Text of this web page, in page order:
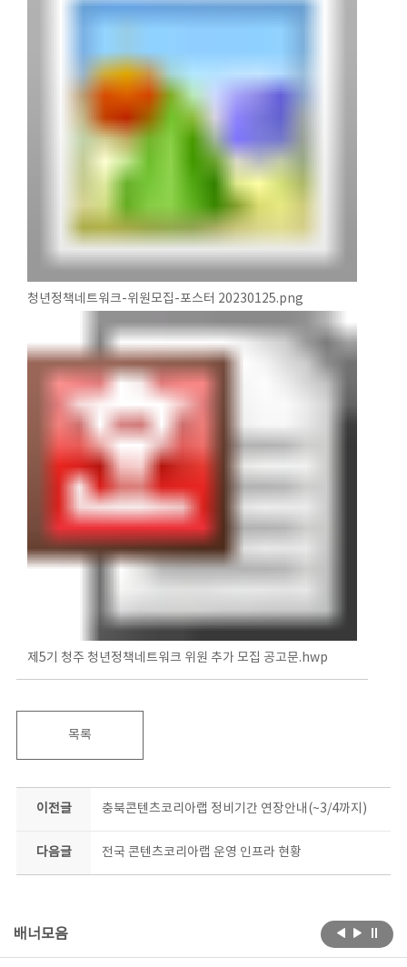
청년정책네트워크-위원모집-포스터 20230125.png
제5기 청주 청년정책네트워크 위원 추가 모집 공고문.hwp
목록
이전글 충북콘텐츠코리아랩 정비기간 연장안내(~3/4까지)
다음글 전국 콘텐츠코리아랩 운영 인프라 현황
배너모음